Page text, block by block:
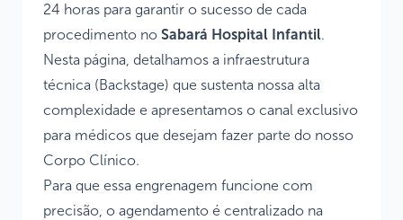
24 horas para garantir o sucesso de cada
procedimento no Sabará Hospital Infantil.
Nesta página, detalhamos a infraestrutura
técnica (Backstage) que sustenta nossa alta
complexidade e apresentamos o canal exclusivo
para médicos que desejam fazer parte do nosso
Corpo Clínico.
Para que essa engrenagem funcione com
precisão, o agendamento é centralizado na